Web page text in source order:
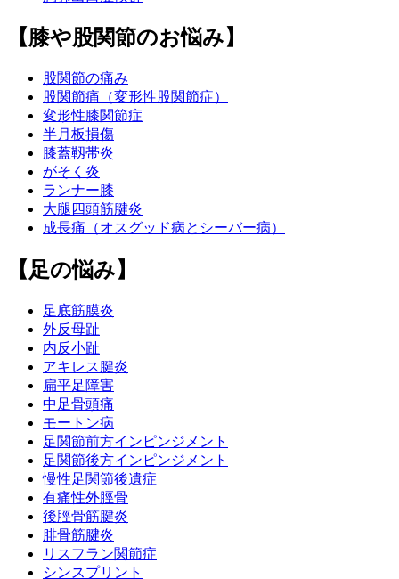
【膝や股関節のお悩み】
股関節の痛み
股関節痛（変形性股関節症）
変形性膝関節症
半月板損傷
膝蓋靱帯炎
がそく炎
ランナー膝
大腿四頭筋腱炎
成長痛（オスグッド病とシーバー病）
【足の悩み】
足底筋膜炎
外反母趾
内反小趾
アキレス腱炎
扁平足障害
中足骨頭痛
モートン病
足関節前方インピンジメント
足関節後方インピンジメント
慢性足関節後遺症
有痛性外脛骨
後脛骨筋腱炎
腓骨筋腱炎
リスフラン関節症
シンスプリント